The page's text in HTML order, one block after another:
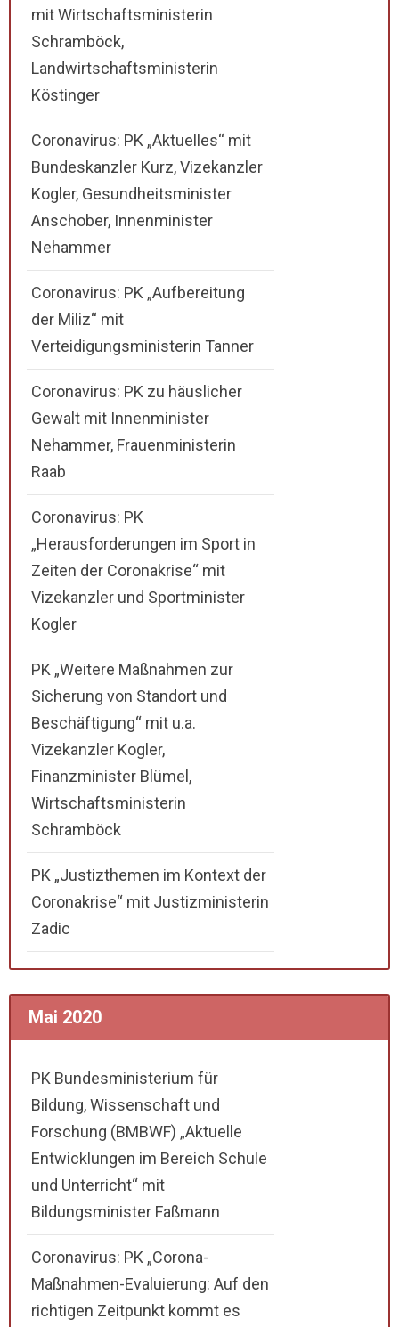
mit Wirtschaftsministerin
Schramböck,
Landwirtschaftsministerin
Köstinger
Coronavirus: PK „Aktuelles“ mit
Bundeskanzler Kurz, Vizekanzler
Kogler, Gesundheitsminister
Anschober, Innenminister
Nehammer
Coronavirus: PK „Aufbereitung
der Miliz“ mit
Verteidigungsministerin Tanner
Coronavirus: PK zu häuslicher
Gewalt mit Innenminister
Nehammer, Frauenministerin
Raab
Coronavirus: PK
„Herausforderungen im Sport in
Zeiten der Coronakrise“ mit
Vizekanzler und Sportminister
Kogler
PK „Weitere Maßnahmen zur
Sicherung von Standort und
Beschäftigung“ mit u.a.
Vizekanzler Kogler,
Finanzminister Blümel,
Wirtschaftsministerin
Schramböck
PK „Justizthemen im Kontext der
Coronakrise“ mit Justizministerin
Zadic
Mai 2020
PK Bundesministerium für
Bildung, Wissenschaft und
Forschung (BMBWF) „Aktuelle
Entwicklungen im Bereich Schule
und Unterricht“ mit
Bildungsminister Faßmann
Coronavirus: PK „Corona-
Maßnahmen-Evaluierung: Auf den
richtigen Zeitpunkt kommt es